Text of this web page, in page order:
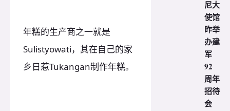
年糕的生产商之一就是
Sulistyowati，其在自己的家
乡日惹Tukangan制作年糕。
尼大
使馆
昨举
办建
军
92
周年
招待
会